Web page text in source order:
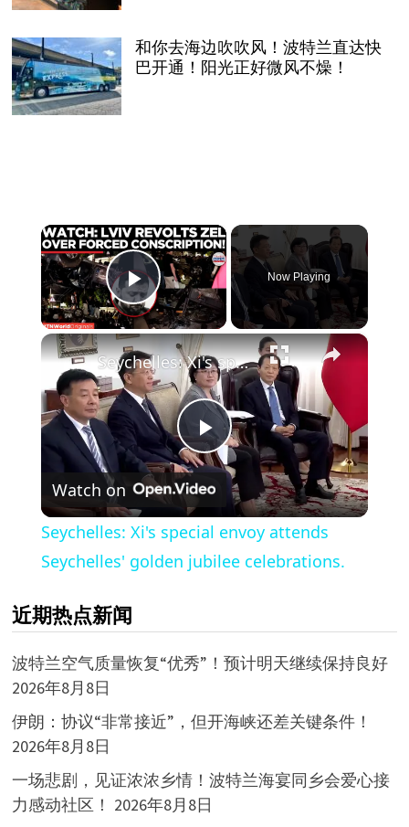
和你去海边吹吹风！波特兰直达快
巴开通！阳光正好微风不燥！
×
Play Video
Now Playing
×
Play
Video
Seychelles: Xi's special envoy attends Seychelles' golden jubilee celebrations.
Watch on
Seychelles: Xi's special envoy attends
Seychelles' golden jubilee celebrations.
近期热点新闻
波特兰空气质量恢复“优秀”！预计明天继续保持良好
2026年8月8日
伊朗：协议“非常接近”，但开海峡还差关键条件！
2026年8月8日
一场悲剧，见证浓浓乡情！波特兰海宴同乡会爱心接
力感动社区！ 2026年8月8日